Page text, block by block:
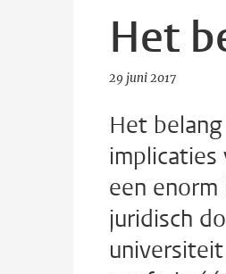
Het
29 juni 2017
Het
een
juridisch